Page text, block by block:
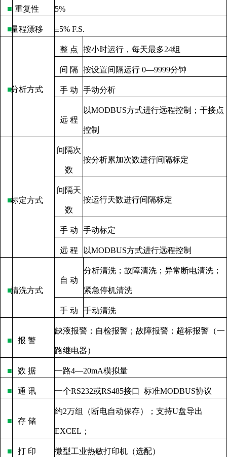
■ 重复性 5%
■量程漂移 ±5% F.S.
■分析方式
整 点 按小时运行，每天最多24组
间 隔 按设置间隔运行 0—9999分钟
手 动 手动分析
远 程
以MODBUS方式进行远程控制；干接点
控制
■标定方式
间隔次
数
按分析累加次数进行间隔标定
间隔天
数
按运行天数进行间隔标定
手 动 手动标定
远 程 以MODBUS方式进行远程控制
■清洗方式
自 动
分析清洗；故障清洗；异常断电清洗；
紧急停机清洗
手 动 手动清洗
■ 报 警
缺液报警；自检报警；故障报警；超标报警（一
路继电器）
■ 数 据 一路4—20mA模拟量
■ 通 讯 一个RS232或RS485接口 标准MODBUS协议
■ 存 储
约2万组（断电自动保存）；支持U盘导出
EXCEL ；
■ 打 印 微型工业热敏打印机（选配）